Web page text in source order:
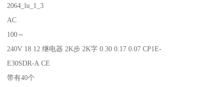
2064_lu_1_3
AC
100～
240V 18 12 继电器 2K步 2K字 0.30 0.17 0.07 CP1E-
E30SDR-A CE
带有40个